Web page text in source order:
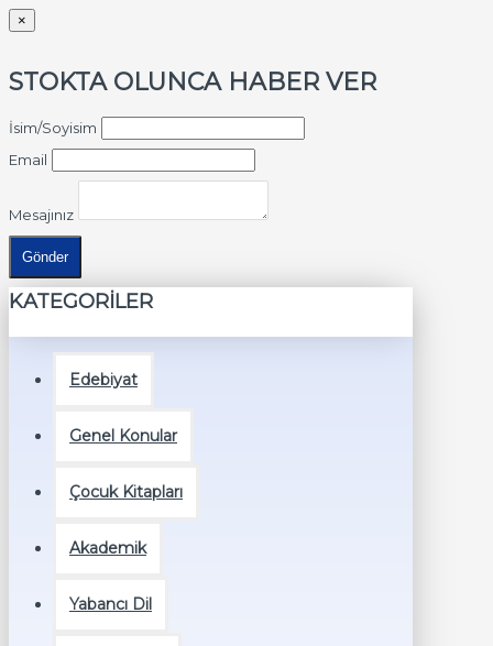
×
STOKTA OLUNCA HABER VER
İsim/Soyisim
Email
Mesajınız
Gönder
KATEGORİLER
Edebiyat
Genel Konular
Çocuk Kitapları
Akademik
Yabancı Dil